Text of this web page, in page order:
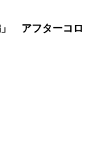
アフターコロ